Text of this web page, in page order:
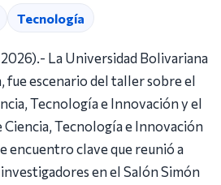
Tecnología
2026).- La Universidad Bolivariana
fue escenario del taller sobre el
Tecnología e Innovación y el
Tecnología e Innovación
encuentro clave que reunió a
en el Salón Simón